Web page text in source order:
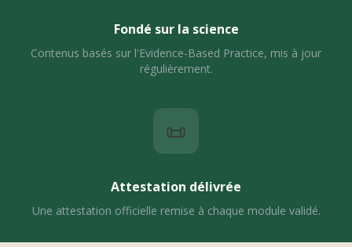
Fondé sur la science
Contenus basés sur l'Evidence-Based Practice, mis à jour
régulièrement.
📜
Attestation délivrée
Une attestation officielle remise à chaque module validé.